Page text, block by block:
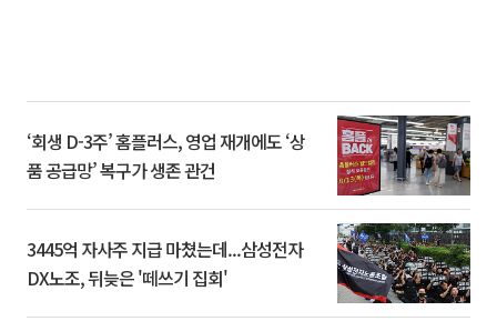
‘회생 D-3주’ 홈플러스, 영업 재개에도 ‘상
품 공급망’ 복구가 생존 관건
3445억 자사주 지급 마쳤는데...삼성전자
DX노조, 뒤늦은 '떼쓰기 집회'